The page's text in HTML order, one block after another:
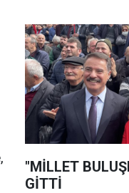
"MİLLET
GİTTİ